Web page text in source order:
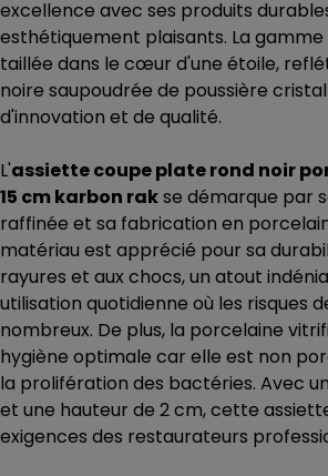
excellence avec ses produits
esthétiquement plaisants. La
taillée dans le cœur d'une étoile,
noire saupoudrée de poussière
d'innovation et de qualité.
L'assiette coupe plate rond noir
15 cm karbon rakse démarque par
raffinée et sa fabrication en
matériau est apprécié pour sa
rayures et aux chocs, un atout
utilisation quotidienne où les risques
nombreux. De plus, la porcelaine
hygiène optimale car elle est non
la prolifération des bactéries. Avec
et une hauteur de 2 cm, cette
exigences des restaurateurs